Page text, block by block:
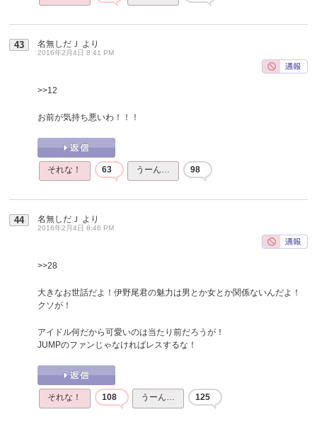
43 名無しだＪ より
2016年2月4日 8:41 PM
>>12
お前が気持ち悪いわ！！！
それな！ 63 うーん… 98
44 名無しだＪ より
2016年2月4日 8:46 PM
>>28
大きなお世話だよ！伊野尾君の魅力は男とか女とか関係ないんだよ！
クソが！
アイドル何だから可愛いのは当たり前だろうが！
JUMPのファンじゃなければレスするな！
それな！ 108 うーん… 125